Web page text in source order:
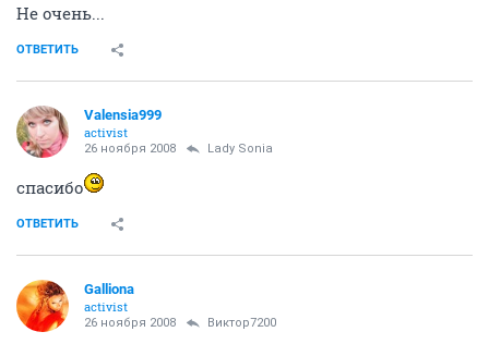
Не очень...
ОТВЕТИТЬ
Valensia999
activist
26 ноября 2008 Lady Sonia
спасибо
ОТВЕТИТЬ
Galliona
activist
26 ноября 2008 Виктор7200